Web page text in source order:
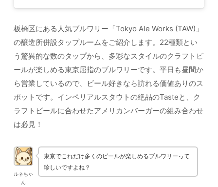
板橋区にある人気ブルワリー「Tokyo Ale Works (TAW)」
の醸造所併設タップルームをご紹介します。22種類とい
う驚異的な数のタップから、多彩なスタイルのクラフトビ
ールが楽しめる東京屈指のブルワリーです。平日も昼間か
ら営業しているので、ビール好きなら訪れる価値ありのス
ポットです。インペリアルスタウトの絶品のTasteと、ク
ラフトビールに合わせたアメリカンバーガーの組み合わせ
は必見！
ルネちゃ
ん
東京でこれだけ多くのビールが楽しめるブルワリーって
珍しいですよね？